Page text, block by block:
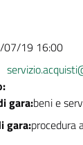
07/19 16:00
gara:beni e
gara:procedura